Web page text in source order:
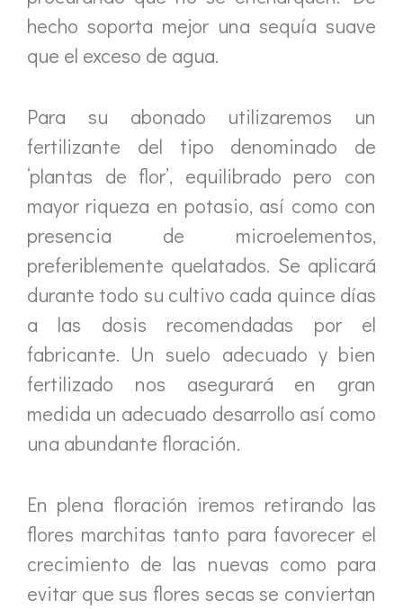
hecho soporta mejor una sequía suave
que el exceso de agua.
Para su abonado utilizaremos un
fertilizante del tipo denominado de
‘plantas de flor’, equilibrado pero con
mayor riqueza en potasio, así como con
presencia de microelementos,
preferiblemente quelatados. Se aplicará
durante todo su cultivo cada quince días
a las dosis recomendadas por el
fabricante. Un suelo adecuado y bien
fertilizado nos asegurará en gran
medida un adecuado desarrollo así como
una abundante floración.
En plena floración iremos retirando las
flores marchitas tanto para favorecer el
crecimiento de las nuevas como para
evitar que sus flores secas se conviertan